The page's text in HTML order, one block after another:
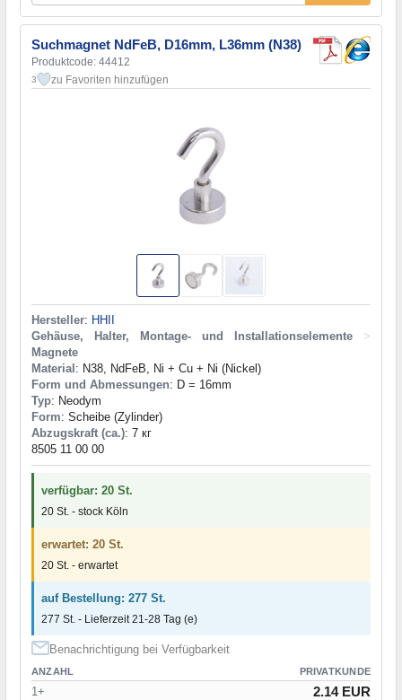
Suchmagnet NdFeB, D16mm, L36mm (N38)
Produktcode: 44412
3 zu Favoriten hinzufügen
Hersteller: HHII
Gehäuse, Halter, Montage- und Installationselemente
>
Magnete
Material : N38, NdFeB, Ni + Cu + Ni (Nickel)
Form und Abmessungen: D = 16mm
Typ: Neodym
Form: Scheibe (Zylinder)
Abzugskraft (ca.): 7 кг
8505 11 00 00
verfügbar: 20 St.
20 St. - stock Köln
erwartet: 20 St.
20 St. - erwartet
auf Bestellung: 277 St.
277 St. - Lieferzeit 21-28 Tag (e)
Benachrichtigung bei Verfügbarkeit
ANZAHL PRIVATKUNDE
1+ 2.14 EUR